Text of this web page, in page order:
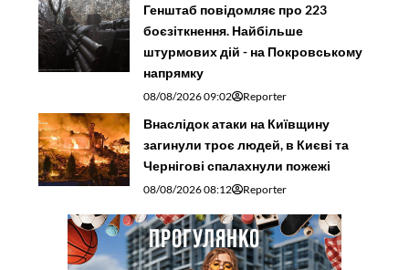
Генштаб повідомляє про 223
боєзіткнення. Найбільше
штурмових дій - на Покровському
напрямку
08/08/2026 09:02 Reporter
Внаслідок атаки на Київщину
загинули троє людей, в Києві та
Чернігові спалахнули пожежі
08/08/2026 08:12 Reporter